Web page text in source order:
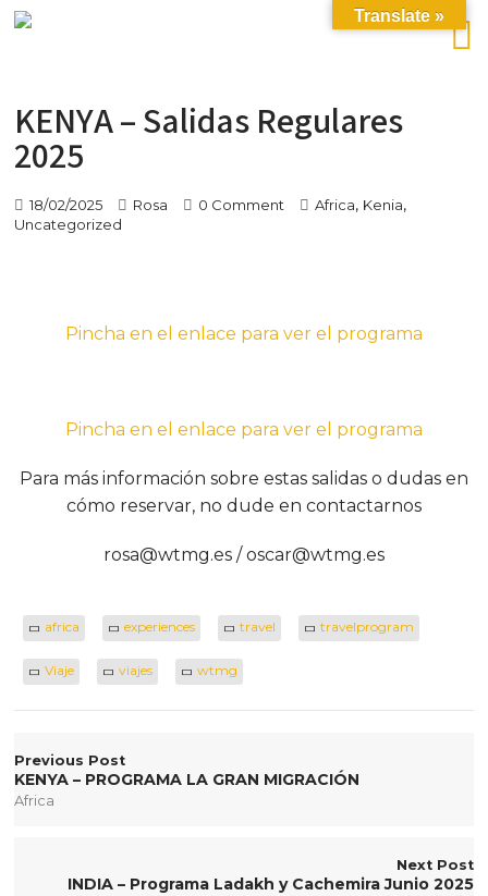
KENYA – Salidas Regulares
2025
18/02/2025 Rosa 0 Comment Africa, Kenia,
Uncategorized
Pincha en el enlace para ver el programa
Pincha en el enlace para ver el programa
Para más información sobre estas salidas o dudas en
cómo reservar, no dude en contactarnos
rosa@wtmg.es / oscar@wtmg.es
africa experiences travel travelprogram
Viaje viajes wtmg
Previous Post
KENYA – PROGRAMA LA GRAN MIGRACIÓN
Africa
Next Post
INDIA – Programa Ladakh y Cachemira Junio 2025
Translate »